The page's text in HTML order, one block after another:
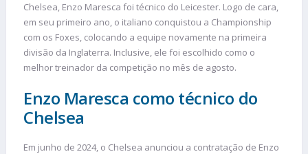
Chelsea, Enzo Maresca foi técnico do Leicester. Logo de cara,
em seu primeiro ano, o italiano conquistou a Championship
com os Foxes, colocando a equipe novamente na primeira
divisão da Inglaterra. Inclusive, ele foi escolhido como o
melhor treinador da competição no mês de agosto.
Enzo Maresca como técnico do
Chelsea
Em junho de 2024, o Chelsea anunciou a contratação de Enzo